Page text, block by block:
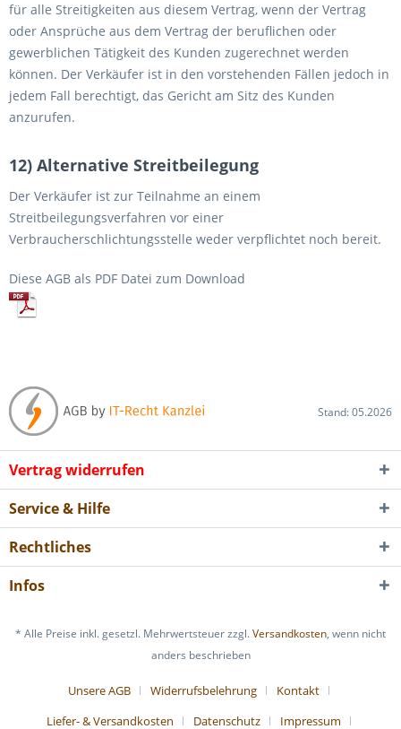
für alle Streitigkeiten aus diesem Vertrag, wenn der Vertrag
oder Ansprüche aus dem Vertrag der beruflichen oder
gewerblichen Tätigkeit des Kunden zugerechnet werden
können. Der Verkäufer ist in den vorstehenden Fällen jedoch in
jedem Fall berechtigt, das Gericht am Sitz des Kunden
anzurufen.
12) Alternative Streitbeilegung
Der Verkäufer ist zur Teilnahme an einem
Streitbeilegungsverfahren vor einer
Verbraucherschlichtungsstelle weder verpflichtet noch bereit.
Diese AGB als PDF Datei zum Download
Stand: 05.2026
Vertrag widerrufen
Service & Hilfe
Rechtliches
Infos
* Alle Preise inkl. gesetzl. Mehrwertsteuer zzgl.Versandkosten, wenn nicht
anders beschrieben
Unsere AGB Widerrufsbelehrung
Kontakt
Liefer- & Versandkosten
Datenschutz Impressum